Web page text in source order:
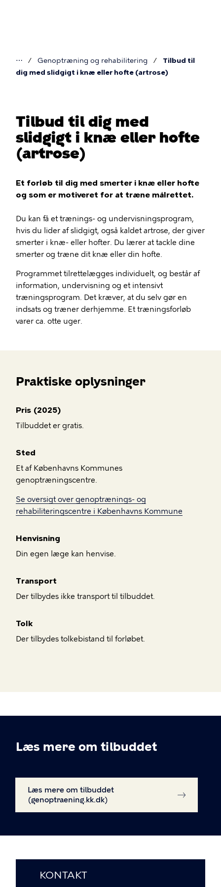
Du
⋯ Genoptræning og rehabilitering
Tilbud til
dig med slidgigt i knæ eller hofte (artrose)
Tilbud til dig med
slidgigt i knæ eller hofte
(artrose)
Et forløb til dig med smerter i knæ eller hofte
og som er motiveret for at træne målrettet.
Du kan få et trænings- og undervisningsprogram,
hvis du lider af slidgigt, også kaldet artrose, der giver
smerter i knæ- eller hofter. Du lærer at tackle dine
smerter og træne dit knæ eller din hofte.
Programmet tilrettelægges individuelt, og består af
information, undervisning og et intensivt
træningsprogram. Det kræver, at du selv gør en
indsats og træner derhjemme. Et træningsforløb
varer ca. otte uger.
Praktiske oplysninger
Pris (2025)
Tilbuddet er gratis.
Sted
Et af Københavns Kommunes
genoptræningscentre.
Se oversigt over genoptrænings- og
rehabiliteringscentre i Københavns Kommune
Henvisning
Din egen læge kan henvise.
Transport
Der tilbydes ikke transport til tilbuddet.
Tolk
Der tilbydes tolkebistand til forløbet.
Læs mere om tilbuddet
Læs mere om tilbuddet
(genoptraening.kk.dk)
KONTAKT